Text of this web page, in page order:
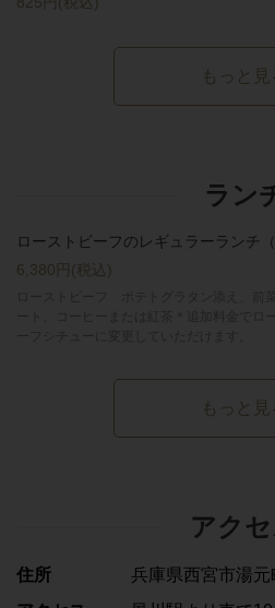
もっと見
ラン
ローストビーフのレギュラーランチ（
6,380円 (税込)
もっと見
アク
住所
兵庫県西宮市湯元